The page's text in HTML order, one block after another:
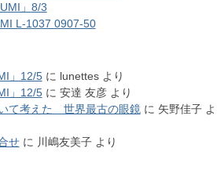
」8/3
L-1037 0907-50
」12/5に lunettesより
」12/5に 安達 友彦より
て考えた 世界最古の眼鏡に 矢野佳子よ
せに 川嶋友美子より